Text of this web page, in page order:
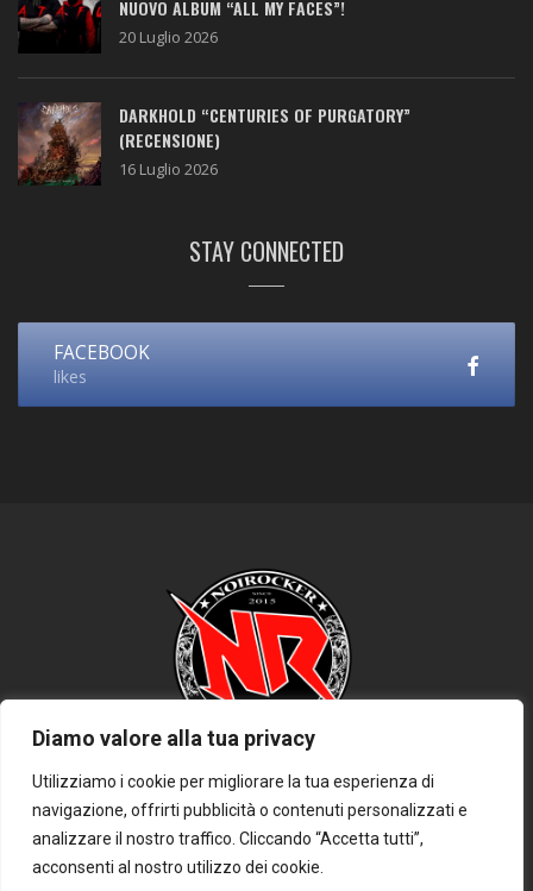
Diamo valore alla tua privacy
Utilizziamo i cookie per migliorare la tua esperienza di
navigazione, offrirti pubblicità o contenuti personalizzati e
analizzare il nostro traffico. Cliccando “Accetta tutti”,
acconsenti al nostro utilizzo dei cookie.
NUOVO ALBUM “ALL MY FACES”!
20 Luglio 2026
DARKHOLD “CENTURIES OF PURGATORY”
(RECENSIONE)
16 Luglio 2026
STAY CONNECTED
FACEBOOK
likes
HOME PRIVACY POLICY COOKIE POLICY DISCLAIMER
CONTATTACI